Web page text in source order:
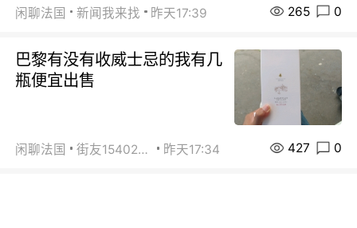
闲聊法国 新闻我来找 昨天17:39 265 0
巴黎有没有收威士忌的我有几
瓶便宜出售
闲聊法国 街友15402223 昨天17:34 427 0